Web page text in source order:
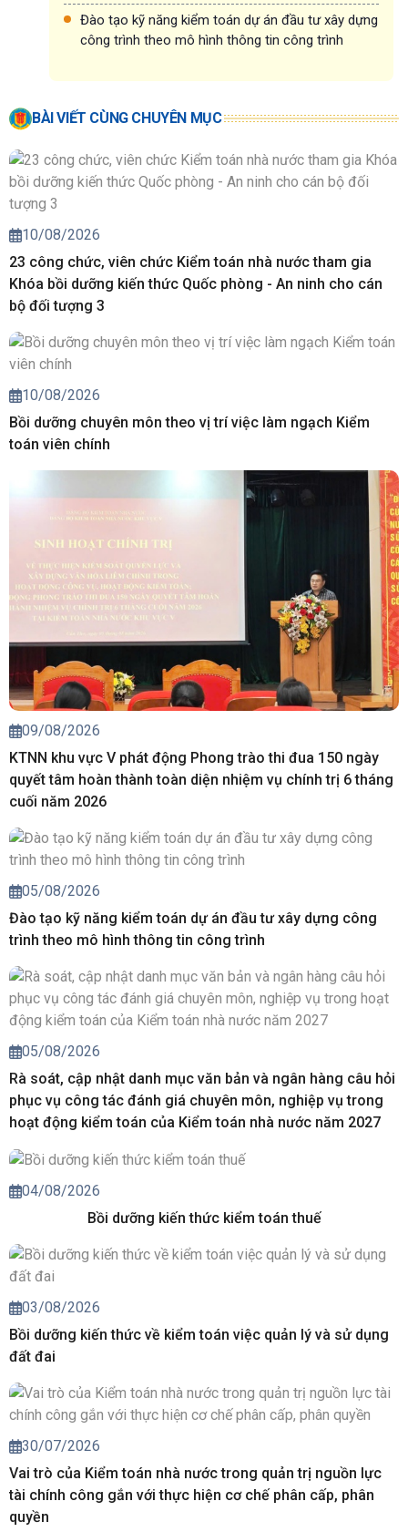
Đào tạo kỹ năng kiểm toán dự án đầu tư xây dựng
công trình theo mô hình thông tin công trình
BÀI VIẾT CÙNG CHUYÊN MỤC
10/08/2026
23 công chức, viên chức Kiểm toán nhà nước tham gia
Khóa bồi dưỡng kiến thức Quốc phòng - An ninh cho cán
bộ đối tượng 3
10/08/2026
Bồi dưỡng chuyên môn theo vị trí việc làm ngạch Kiểm
toán viên chính
09/08/2026
KTNN khu vực V phát động Phong trào thi đua 150 ngày
quyết tâm hoàn thành toàn diện nhiệm vụ chính trị 6 tháng
cuối năm 2026
05/08/2026
Đào tạo kỹ năng kiểm toán dự án đầu tư xây dựng công
trình theo mô hình thông tin công trình
05/08/2026
Rà soát, cập nhật danh mục văn bản và ngân hàng câu hỏi
phục vụ công tác đánh giá chuyên môn, nghiệp vụ trong
hoạt động kiểm toán của Kiểm toán nhà nước năm 2027
04/08/2026
Bồi dưỡng kiến thức kiểm toán thuế
03/08/2026
Bồi dưỡng kiến thức về kiểm toán việc quản lý và sử dụng
đất đai
30/07/2026
Vai trò của Kiểm toán nhà nước trong quản trị nguồn lực
tài chính công gắn với thực hiện cơ chế phân cấp, phân
quyền